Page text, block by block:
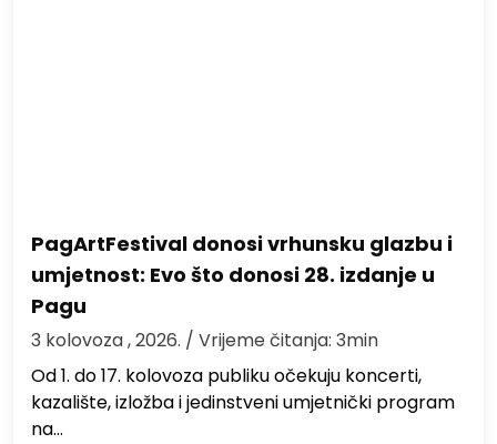
PagArtFestival donosi vrhunsku glazbu i
umjetnost: Evo što donosi 28. izdanje u
Pagu
3 kolovoza , 2026. / Vrijeme čitanja: 3min
Od 1. do 17. kolovoza publiku očekuju koncerti,
kazalište, izložba i jedinstveni umjetnički program
na…